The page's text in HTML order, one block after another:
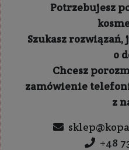
Potrzebujesz
Szukasz
o
Chcesz
zamówienie
z
+48